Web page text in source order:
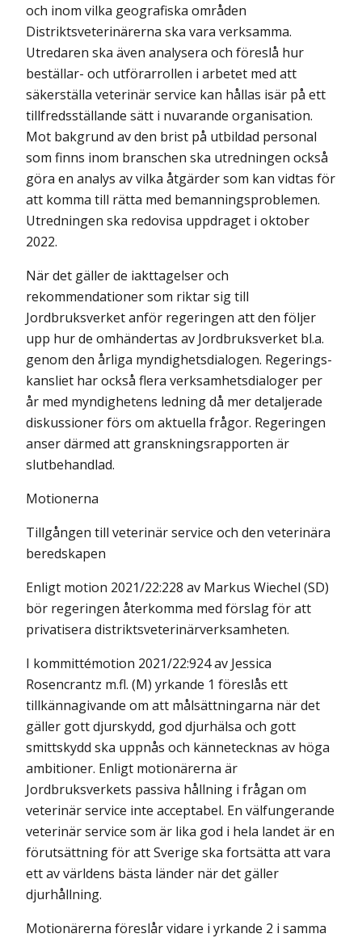
och inom vilka geografiska områden
Distriktsveterinärerna ska vara verksamma.
Utredaren ska även analysera och föreslå hur
beställar- och utförarrollen i arbetet med att
säkerställa veterinär service kan hållas isär på ett
tillfredsställande sätt i nuvarande organisation.
Mot bakgrund av den brist på utbildad personal
som finns inom branschen ska utredningen också
göra en analys av vilka åtgärder som kan vidtas för
att komma till rätta med bemanningsproblemen.
Utredningen ska redovisa uppdraget i oktober
2022.
När det gäller de iakttagelser och
rekommendationer som riktar sig till
Jordbruksverket anför regeringen att den följer
upp hur de omhändertas av Jordbruksverket bl.a.
genom den årliga myndighetsdialogen. Regerings­
kansliet har också flera verksamhetsdialoger per
år med myndighetens ledning då mer detaljerade
diskussioner förs om aktuella frågor. Regeringen
anser därmed att granskningsrapporten är
slutbehandlad.
Motionerna
Tillgången till veterinär service och den veterinära
beredskapen
Enligt motion 2021/22:228 av Markus Wiechel (SD)
bör regeringen återkomma med förslag för att
privatisera distriktsveterinärverksamheten.
I kommittémotion 2021/22:924 av Jessica
Rosencrantz m.fl. (M) yrkande 1 föreslås ett
tillkännagivande om att målsättningarna när det
gäller gott djurskydd, god djurhälsa och gott
smittskydd ska uppnås och kännetecknas av höga
ambitioner. Enligt motionärerna är
Jordbruksverkets passiva hållning i frågan om
veterinär service inte acceptabel. En välfungerande
veterinär service som är lika god i hela landet är en
förutsättning för att Sverige ska fortsätta att vara
ett av världens bästa länder när det gäller
djurhållning.
Motionärerna föreslår vidare i yrkande 2 i samma